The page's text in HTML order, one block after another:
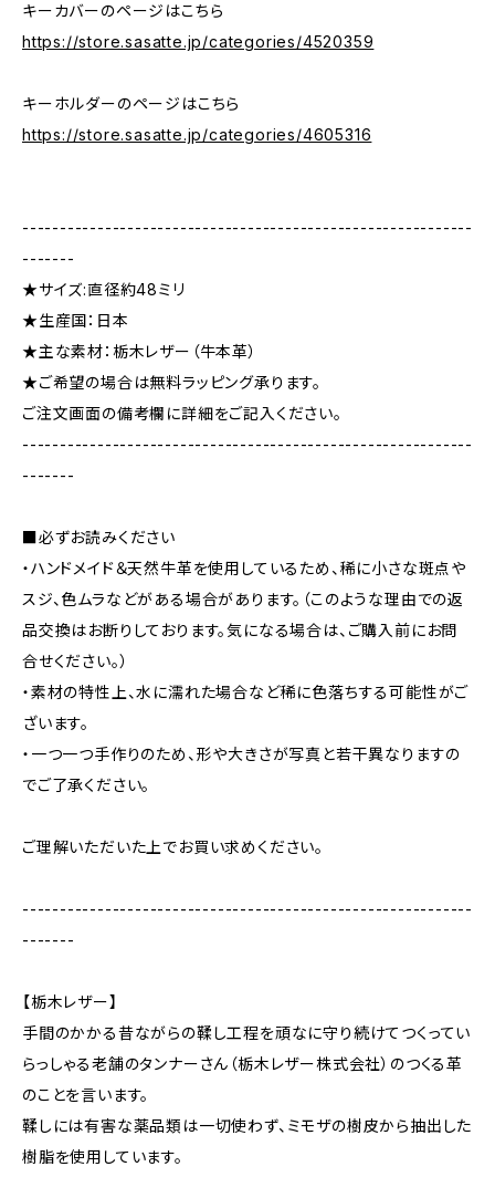
キーカバーのページはこちら
https://store.sasatte.jp/categories/4520359
キーホルダーのページはこちら
https://store.sasatte.jp/categories/4605316
------------------------------------------------------------
-------
★サイズ:直径約48ミリ
★生産国：日本
★主な素材：栃木レザー（牛本革）
★ご希望の場合は無料ラッピング承ります。
ご注文画面の備考欄に詳細をご記入ください。
------------------------------------------------------------
-------
■必ずお読みください
・ハンドメイド＆天然牛革を使用しているため、稀に小さな斑点や
スジ、色ムラなどがある場合があります。（このような理由での返
品交換はお断りしております。気になる場合は、ご購入前にお問
合せください。）
・素材の特性上、水に濡れた場合など稀に色落ちする可能性がご
ざいます。
・一つ一つ手作りのため、形や大きさが写真と若干異なりますの
でご了承ください。
ご理解いただいた上でお買い求めください。
------------------------------------------------------------
-------
【栃木レザー】
手間のかかる昔ながらの鞣し工程を頑なに守り続けてつくってい
らっしゃる老舗のタンナーさん（栃木レザー株式会社）のつくる革
のことを言います。
鞣しには有害な薬品類は一切使わず、ミモザの樹皮から抽出した
樹脂を使用しています。